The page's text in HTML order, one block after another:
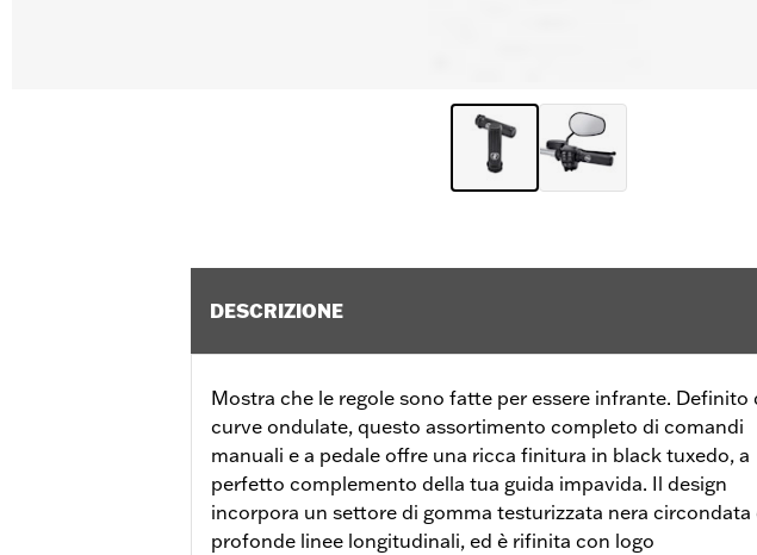
DESCRIZIONE
Mostra che le regole sono fatte per essere infrante. Definito
curve ondulate, questo assortimento completo di comandi
manuali e a pedale offre una ricca finitura in black tuxedo, a
perfetto complemento della tua guida impavida. Il design
incorpora un settore di gomma testurizzata nera circondata
profonde linee longitudinali, ed è rifinita con logo